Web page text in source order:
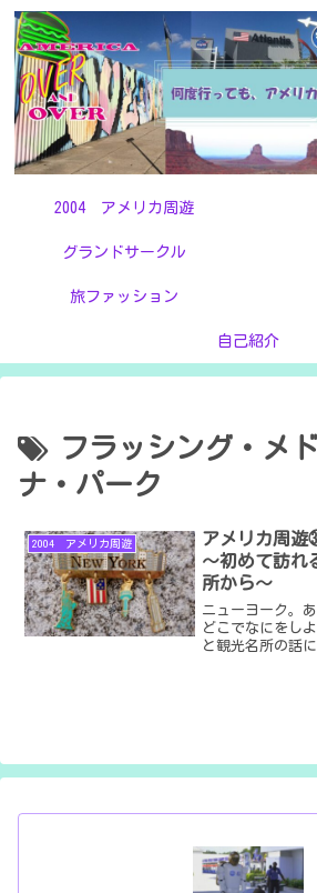
2004 アメリカ周遊
グランドサークル
旅ファッション
自己紹介
フラッシング・メ
ナ・パーク
2004 アメリカ周遊
アメリカ周遊
～初めて訪れ
所から～
ニューヨーク。
どこでなにをし
と観光名所の話に